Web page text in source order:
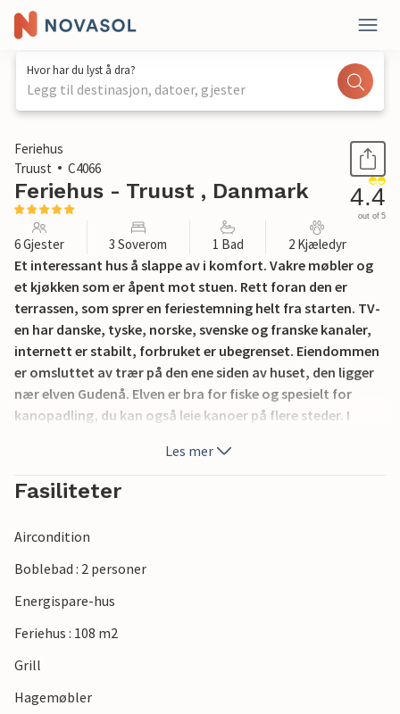
Hvor har du lyst å dra?
Legg til destinasjon, datoer, gjester
1 / 15
Feriehus
Truust
C4066
Feriehus - Truust , Danmark 4.4
out of 5
6 Gjester 3 Soverom 1 Bad 2 Kjæledyr
Et interessant hus å slappe av i komfort. Vakre møbler og
et kjøkken som er åpent mot stuen. Rett foran den er
terrassen, som sprer en feriestemning helt fra starten. TV-
en har danske, tyske, norske, svenske og franske kanaler,
internett er stabilt, forbruket er ubegrenset. Eiendommen
er omsluttet av trær på den ene siden av huset, den ligger
nær elven Gudenå. Elven er bra for fiske og spesielt for
kanopadling, du kan også leie kanoer på flere steder. I
energimuseet ved Tange Sø. Silkeborg ligger i nærheten,
hvor du kan oppleve kultur, god mat og gode butikker.
Les mer
Fasiliteter
Aircondition
Boblebad : 2 personer
Energispare-hus
Feriehus : 108 m2
Grill
Hagemøbler